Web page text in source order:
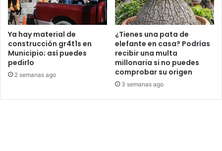
Ya hay material de
construcción gr4t1s en
Municipio; así puedes
pedirlo
2 semanas ago
¿Tienes una pata de
elefante en casa? Podrías
recibir una multa
millonaria si no puedes
comprobar su origen
3 semanas ago